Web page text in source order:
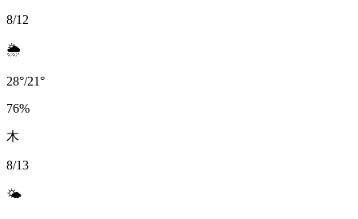
8/12
🌦️
28°/21°
76%
木
8/13
🌤️